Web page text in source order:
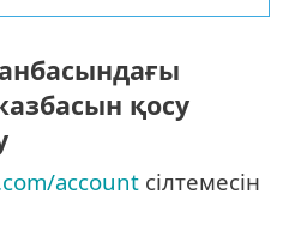
қосу
account сілтемесін